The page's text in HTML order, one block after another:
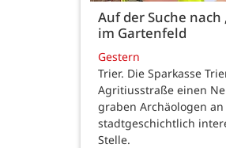
Auf der Suche nach
im Gartenfeld
Gestern
Trier. Die Sparkasse
Agritiusstraße einen
graben Archäologen
stadtgeschichtlich
Stelle.